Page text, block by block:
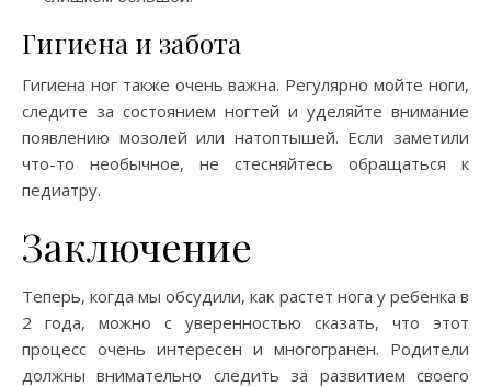
Гигиена и забота
Гигиена ног также очень важна. Регулярно мойте ноги,
следите за состоянием ногтей и уделяйте внимание
появлению мозолей или натоптышей. Если заметили
что-то необычное, не стесняйтесь обращаться к
педиатру.
Заключение
Теперь, когда мы обсудили, как растет нога у ребенка в
2 года, можно с уверенностью сказать, что этот
процесс очень интересен и многогранен. Родители
должны внимательно следить за развитием своего